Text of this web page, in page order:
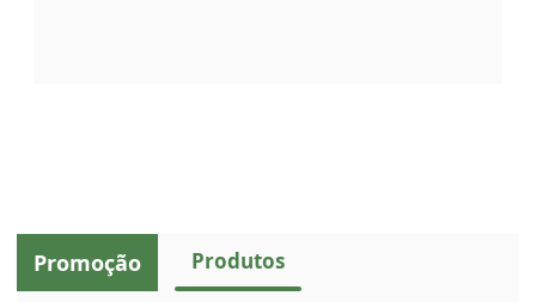
Promoção Produtos